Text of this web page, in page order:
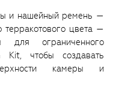
и нашейный ремень —
терракотового цвета —
для ограниченного
чтобы создавать
камеры и